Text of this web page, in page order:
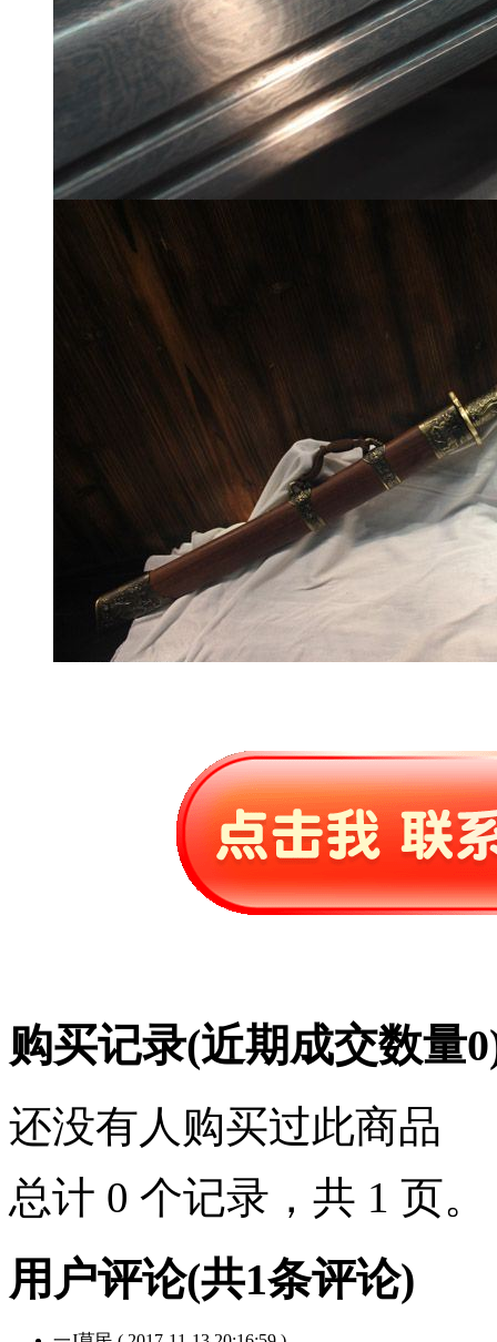
购买记录(近期成交数量0
还没有人购买过此商品
总计 0 个记录，共 1 页。
用户评论(共1条评论)